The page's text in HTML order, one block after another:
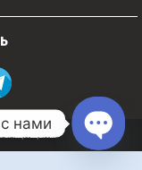
ЗАЩИЩЕНЫ
нами
Open